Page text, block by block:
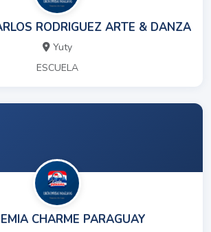
RODRIGUEZ ARTE & DANZA
Yuty
ESCUELA
CHARME PARAGUAY